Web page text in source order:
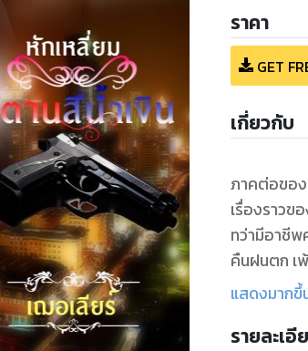
ราคา
GET
เกี่ยวกับ
ภาคต่อของ
เรื่องราวข
ทว่ามีอาชีพ
คืนฝนตก เ
อันตราย ...
แสดงมากขึ้
รายละเอี